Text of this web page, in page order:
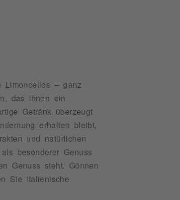
Limoncellos – ganz
das Ihnen ein
Getränk überzeugt
erhalten bleibt,
und natürlichen
besonderer Genuss
Genuss steht. Gönnen
Sie italienische